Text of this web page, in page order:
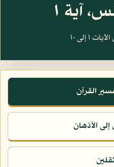
آية ١
١ إلى ١٠
القرآن
الأذهان